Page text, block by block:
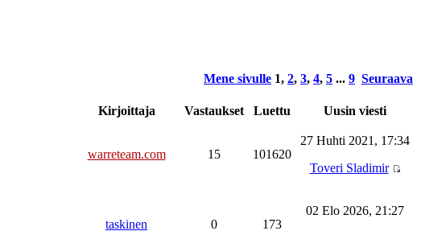
Mene sivulle 1, 2, 3, 4, 5 ... 9 Seuraava
Kirjoittaja Vastaukset Luettu
Uusin viesti
warreteam.com 15 101620
27 Huhti 2021, 17:34
Toveri Sladimir
taskinen 0 173
02 Elo 2026, 21:27